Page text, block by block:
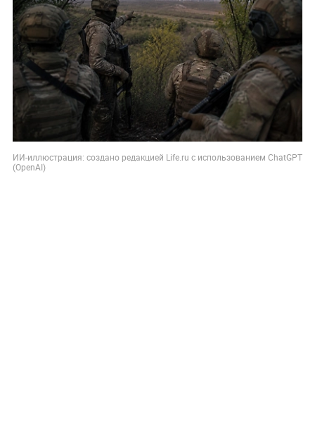
ИИ-иллюстрация: создано редакцией Life.ru с использованием ChatGPT
(OpenAI)